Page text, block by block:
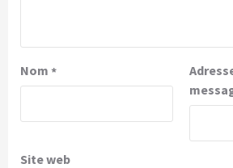
Nom *
Site web